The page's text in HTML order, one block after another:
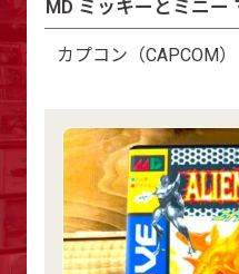
MD ミッキーとミニ
カプコン（CAPCOM）